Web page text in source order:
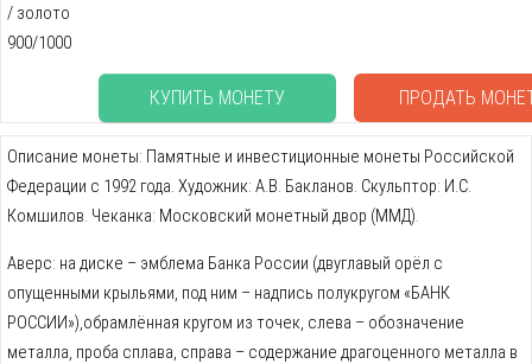
/ золото
900/1000
КУПИТЬ МОНЕТУ ПРОДАТЬ
Описание монеты: Памятные и инвестиционные монеты Российской
Федерации с 1992 года. Художник: А.В. Бакланов. Скульптор: И.С.
Комшилов. Чеканка: Московский монетный двор (ММД).
Аверс: на диске – эмблема Банка России (двуглавый орёл с
опущенными крыльями, под ним – надпись полукругом «БАНК
РОССИИ»),обрамлённая кругом из точек, слева – обозначение
металла, проба сплава, справа – содержание драгоценного металла в